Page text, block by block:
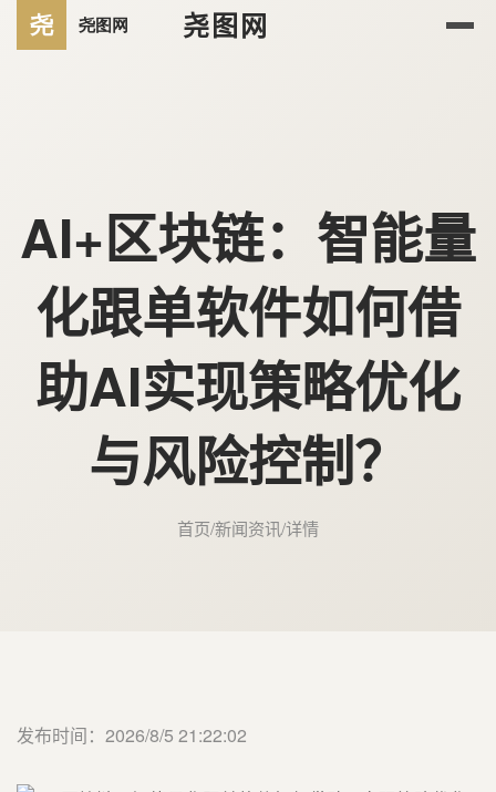
尧图网
AI+区块链：智能量
化跟单软件如何借
助AI实现策略优化
与风险控制？
首页/新闻资讯/详情
发布时间：2026/8/5 21:22:02